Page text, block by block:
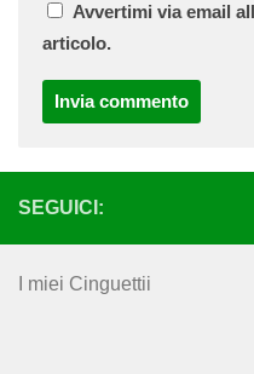
Avvertimi via email
articolo.
SEGUICI:
I miei Cinguettii